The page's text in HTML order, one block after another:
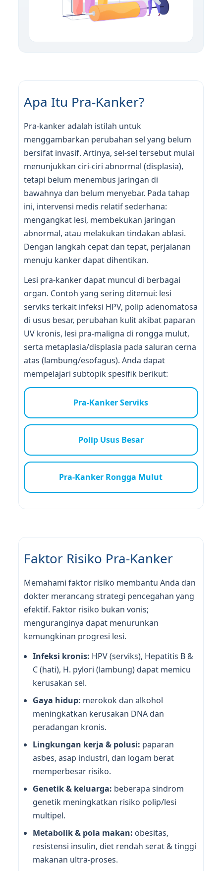
Apa Itu Pra-Kanker?
Pra-kanker adalah istilah untuk
menggambarkan perubahan sel yang belum
bersifat invasif. Artinya, sel-sel tersebut mulai
menunjukkan ciri-ciri abnormal (displasia),
tetapi belum menembus jaringan di
bawahnya dan belum menyebar. Pada tahap
ini, intervensi medis relatif sederhana:
mengangkat lesi, membekukan jaringan
abnormal, atau melakukan tindakan ablasi.
Dengan langkah cepat dan tepat, perjalanan
menuju kanker dapat dihentikan.
Lesi pra-kanker dapat muncul di berbagai
organ. Contoh yang sering ditemui: lesi
serviks terkait infeksi HPV, polip adenomatosa
di usus besar, perubahan kulit akibat paparan
UV kronis, lesi pra-maligna di rongga mulut,
serta metaplasia/displasia pada saluran cerna
atas (lambung/esofagus). Anda dapat
mempelajari subtopik spesifik berikut:
Pra-Kanker Serviks
Polip Usus Besar
Pra-Kanker Rongga Mulut
Faktor Risiko Pra-Kanker
Memahami faktor risiko membantu Anda dan
dokter merancang strategi pencegahan yang
efektif. Faktor risiko bukan vonis;
menguranginya dapat menurunkan
kemungkinan progresi lesi.
Infeksi kronis: HPV (serviks), Hepatitis B &
C (hati), H. pylori (lambung) dapat memicu
kerusakan sel.
Gaya hidup: merokok dan alkohol
meningkatkan kerusakan DNA dan
peradangan kronis.
Lingkungan kerja & polusi: paparan
asbes, asap industri, dan logam berat
memperbesar risiko.
Genetik & keluarga: beberapa sindrom
genetik meningkatkan risiko polip/lesi
multipel.
Metabolik & pola makan: obesitas,
resistensi insulin, diet rendah serat & tinggi
makanan ultra-proses.